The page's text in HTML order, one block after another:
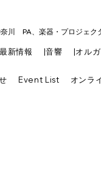
川 PA、楽器・プロジェク
最新情報 |音響 |オル
Event List オンラ